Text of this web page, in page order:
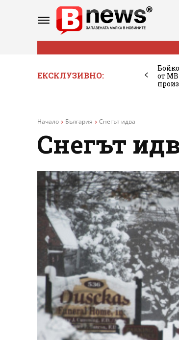
ЕКСКЛУЗИВНО:
от
Начало България Снегът идва
Снегът